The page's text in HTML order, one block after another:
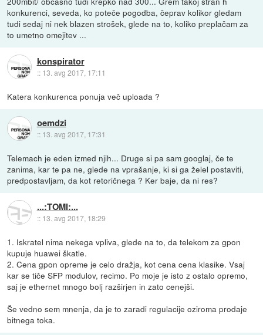
konkurenci, seveda, ko poteče pogodba, čeprav kolikor gledam
tudi sedaj ni nek blazen strošek, glede na to, koliko preplačam za
to umetno omejitev ...
konspirator
:: 13. avg 2017, 17:11
Katera konkurenca ponuja več uploada ?
oemdzi
:: 13. avg 2017, 17:31
Telemach je eden izmed njih... Druge si pa sam googlaj, če te
zanima, kar te pa ne, glede na vprašanje, ki si ga želel postaviti,
predpostavljam, da kot retoričnega ? Ker baje, da ni res?
...:TOMI:...
:: 13. avg 2017, 18:29
1. Iskratel nima nekega vpliva, glede na to, da telekom za gpon
kupuje huawei škatle.
2. Cena gpon opreme je celo dražja, kot cena cena klasike. Vsaj
kar se tiče SFP modulov, recimo. Po moje je isto z ostalo opremo,
saj je ethernet mnogo bolj razširjen in zato cenejši.
Še vedno sem mnenja, da je to zaradi regulacije oziroma prodaje
bitnega toka.